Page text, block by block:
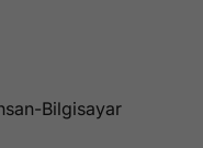
Bilgisayar